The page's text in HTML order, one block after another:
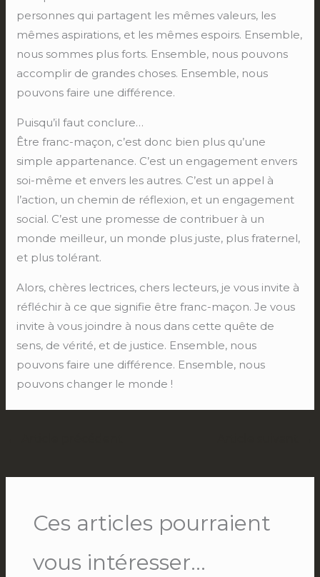
personnes qui partagent les mêmes valeurs, les
mêmes aspirations, et les mêmes espoirs. Ensemble,
nous sommes plus forts. Ensemble, nous pouvons
accomplir de grandes choses. Ensemble, nous
pouvons faire une différence.
Puisqu’il faut conclure…
Être franc-maçon, c’est donc bien plus qu’une
simple appartenance. C’est un engagement envers
soi-même et envers les autres. C’est un appel à
l’action, un chemin de réflexion, et un engagement
social. C’est une promesse de contribuer à un
monde meilleur, un monde plus juste, plus fraternel,
et plus tolérant.
Alors, chères lectrices, chers lecteurs, je vous invite à
réfléchir à ce que signifie être franc-maçon. Je vous
invite à vous joindre à nous dans cette quête de
sens, de vérité, et de justice. Ensemble, nous
pouvons faire une différence. Ensemble, nous
pouvons changer le monde !
Ces articles pourraient
vous intéresser...